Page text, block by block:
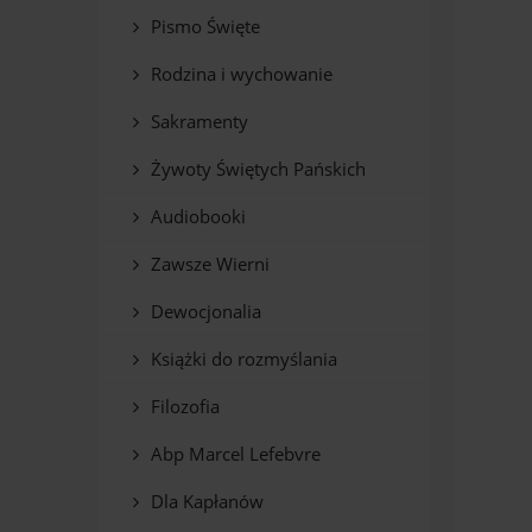
Pismo Święte
Rodzina i wychowanie
Sakramenty
Żywoty Świętych Pańskich
Audiobooki
Zawsze Wierni
Dewocjonalia
Książki do rozmyślania
Filozofia
Abp Marcel Lefebvre
Dla Kapłanów